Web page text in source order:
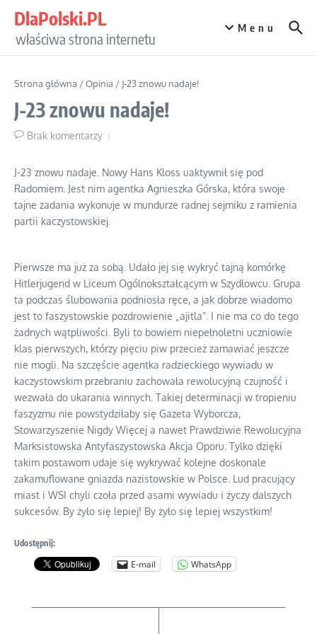
DlaPolski.PL
właściwa strona internetu
Menu
Strona główna /Opinia / J-23 znowu nadaje!
J-23 znowu nadaje!
Brak komentarzy
J-23 znowu nadaje. Nowy Hans Kloss uaktywnił się pod
Radomiem. Jest nim agentka Agnieszka Górska, która swoje
tajne zadania wykonuje w mundurze radnej sejmiku z ramienia
partii kaczystowskiej.
Pierwsze ma już za sobą. Udało jej się wykryć tajną komórkę
Hitlerjugend w Liceum Ogólnokształcącym w Szydłowcu. Grupa
ta podczas ślubowania podniosła ręce, a jak dobrze wiadomo
jest to faszystowskie pozdrowienie „ajitla”. I nie ma co do tego
żadnych wątpliwości. Byli to bowiem niepełnoletni uczniowie
klas pierwszych, którzy pięciu piw przecież zamawiać jeszcze
nie mogli. Na szczęście agentka radzieckiego wywiadu w
kaczystowskim przebraniu zachowała rewolucyjną czujność i
wezwała do ukarania winnych. Takiej determinacji w tropieniu
faszyzmu nie powstydziłaby się Gazeta Wyborcza,
Stowarzyszenie Nigdy Więcej a nawet Prawdziwie Rewolucyjna
Marksistowska Antyfaszystowska Akcja Oporu. Tylko dzięki
takim postawom udaje się wykrywać kolejne doskonale
zakamuflowane gniazda nazistowskie w Polsce. Lud pracujący
miast i WSI chyli czoła przed asami wywiadu i życzy dalszych
sukcesów. By żyło się lepiej! By żyło się lepiej wszystkim!
Udostępnij:
E-mail WhatsApp